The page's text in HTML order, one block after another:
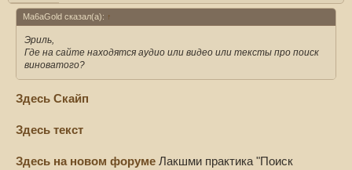
Ma6aGold сказал(а): ↑
Эриль,
Где на сайте находятся аудио или видео или тексты про поиск
виноватого?
Здесь Скайп
Здесь текст
Здесь на новом форуме Лакшми практика "Поиск